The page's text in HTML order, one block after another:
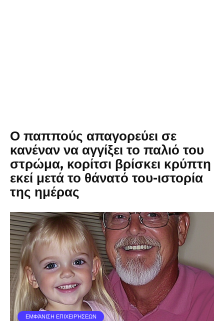
Ο παππούς απαγορεύει σε
κανέναν να αγγίξει το παλιό του
στρώμα, κορίτσι βρίσκει κρύπτη
εκεί μετά το θάνατό του-ιστορία
της ημέρας
ΕΜΦΆΝΙΣΗ ΕΠΙΧΕΙΡΉΣΕΩΝ